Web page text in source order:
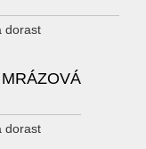
dorast
dorast